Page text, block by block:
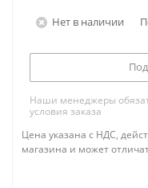
Нет в наличии
Наши менеджеры
условия заказа
Цена указана с НДС,
магазина и может